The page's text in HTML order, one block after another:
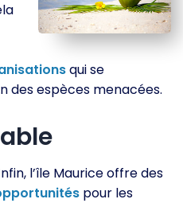
qui se
des espèces menacées.
l’île Maurice offre des
pour les